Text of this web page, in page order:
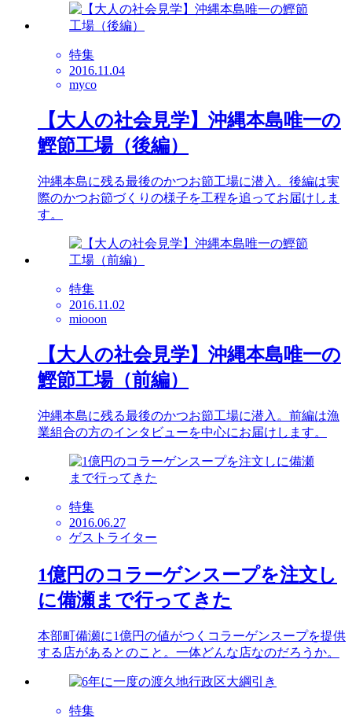
特集
2016.11.04
myco
【大人の社会見学】沖縄本島唯一の
鰹節工場（後編）
沖縄本島に残る最後のかつお節工場に潜入。後編は実
際のかつお節づくりの様子を工程を追ってお届けしま
す。
特集
2016.11.02
miooon
【大人の社会見学】沖縄本島唯一の
鰹節工場（前編）
沖縄本島に残る最後のかつお節工場に潜入。前編は漁
業組合の方のインタビューを中心にお届けします。
特集
2016.06.27
ゲストライター
1億円のコラーゲンスープを注文し
に備瀬まで行ってきた
本部町備瀬に1億円の値がつくコラーゲンスープを提供
する店があるとのこと。一体どんな店なのだろうか。
特集